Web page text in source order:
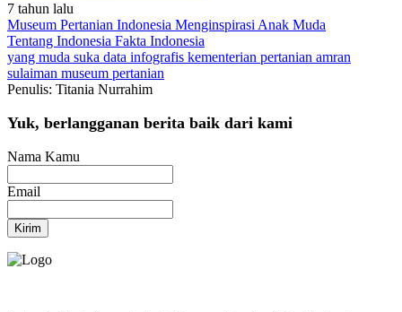
7 tahun lalu
Museum Pertanian Indonesia Menginspirasi Anak Muda
Tentang Indonesia Fakta Indonesia
yang muda suka data infografis kementerian pertanian amran
sulaiman museum pertanian
Penulis: Titania Nurrahim
Yuk, berlangganan berita baik dari kami
Nama Kamu
Email
Kirim